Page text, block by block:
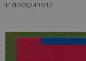
11/10/2024 10:13